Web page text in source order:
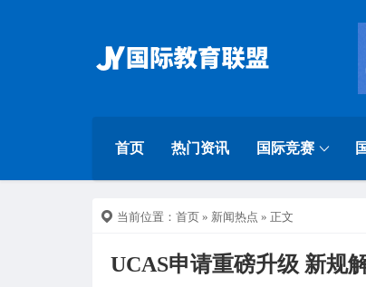
首页 热门资讯 国际竞赛
当前位置： 首页 » 新闻热点 » 正文
UCAS申请重磅升级 新规